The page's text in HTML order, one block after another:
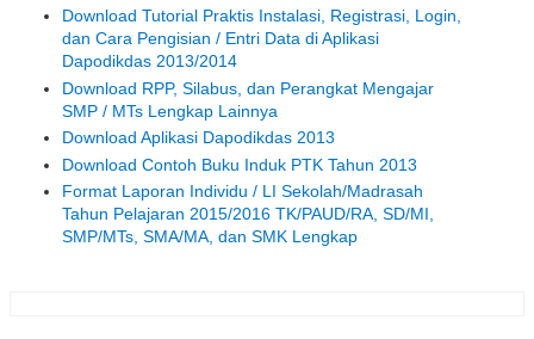
Download Tutorial Praktis Instalasi, Registrasi, Login,
dan Cara Pengisian / Entri Data di Aplikasi
Dapodikdas 2013/2014
Download RPP, Silabus, dan Perangkat Mengajar
SMP / MTs Lengkap Lainnya
Download Aplikasi Dapodikdas 2013
Download Contoh Buku Induk PTK Tahun 2013
Format Laporan Individu / LI Sekolah/Madrasah
Tahun Pelajaran 2015/2016 TK/PAUD/RA, SD/MI,
SMP/MTs, SMA/MA, dan SMK Lengkap